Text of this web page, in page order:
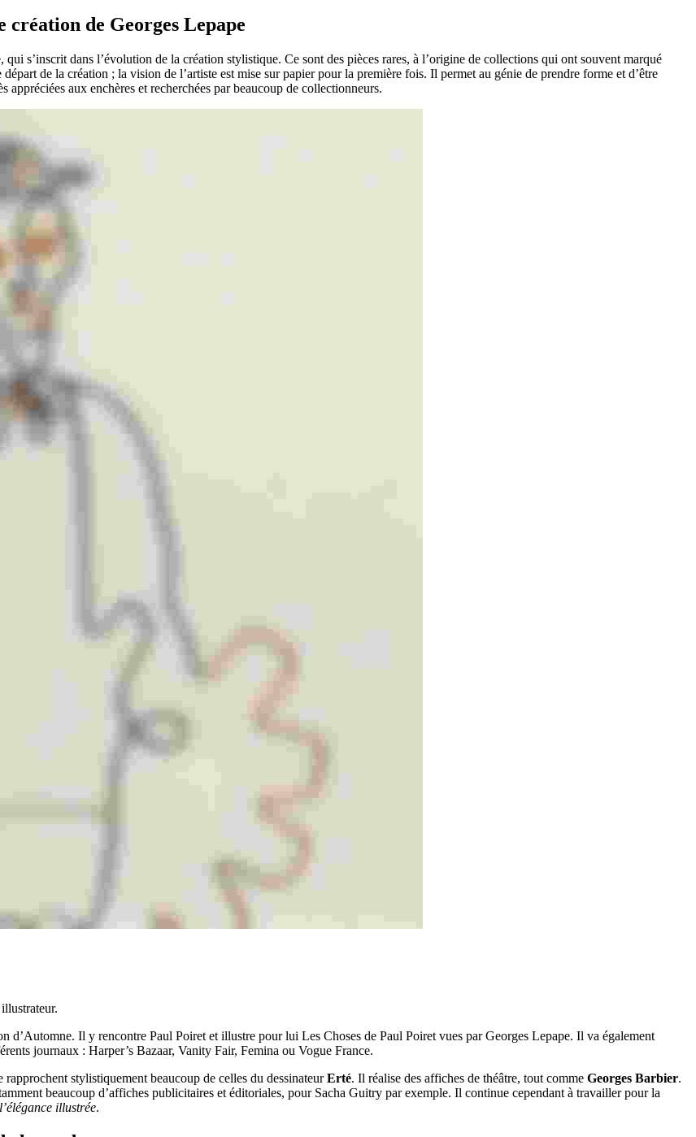
création de Georges Lepape
qui s’inscrit dans l’évolution de la création stylistique. Ce sont des pièces rares, à l’origine de collections qui ont souvent marqué
de la création ; la vision de l’artiste est mise sur papier pour la première fois. Il permet au génie de prendre forme et d’être
aux enchères et recherchées par beaucoup de collectionneurs.
d’Automne. Il y rencontre Paul Poiret et illustre pour lui Les Choses de Paul Poiret vues par Georges Lepape. Il va également
journaux : Harper’s Bazaar, Vanity Fair, Femina ou Vogue France.
stylistiquement beaucoup de celles du dessinateurErté. Il réalise des affiches de théâtre, tout comme Georges Barbier.
beaucoup d’affiches publicitaires et éditoriales, pour Sacha Guitry par exemple. Il continue cependant à travailler pour la
illustrée.